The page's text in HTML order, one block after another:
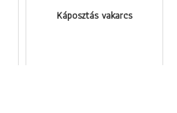
Káposztás vakarcs